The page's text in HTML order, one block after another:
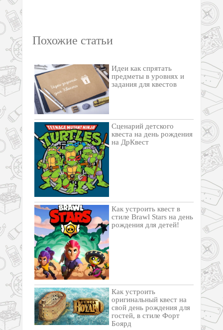
Похожие статьи
Идеи как спрятать
предметы в уровнях и
задания для квестов
Сценарий детского
квеста на день рождения
на ДрКвест
Как устроить квест в
стиле Brawl Stars на день
рождения для детей!
Как устроить
оригинальный квест на
свой день рождения для
гостей, в стиле Форт
Боярд